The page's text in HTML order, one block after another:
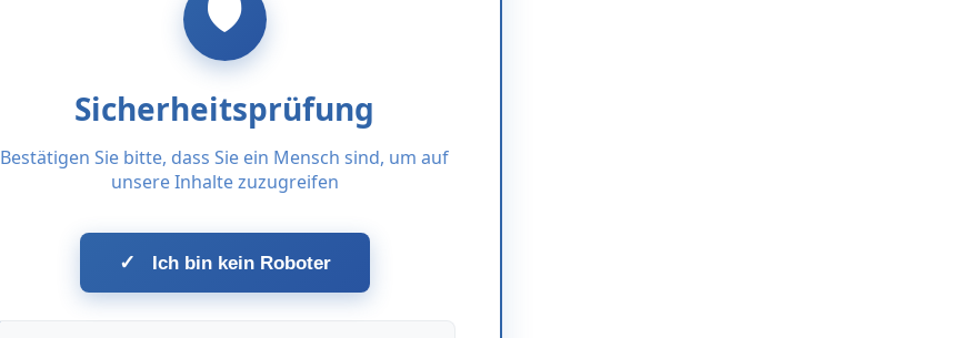
Sicherheitsprüfung
Bestätigen Sie bitte, dass Sie ein Mensch sind, um auf
unsere Inhalte zuzugreifen
✓ Ich bin kein Roboter